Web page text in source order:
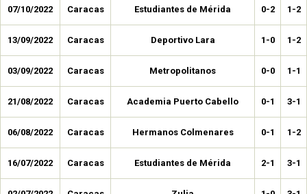
07/10/2022 Caracas Estudiantes de Mérida 0-2 1-2
13/09/2022 Caracas Deportivo Lara 1-0 1-2
03/09/2022 Caracas Metropolitanos 0-0 1-1
21/08/2022 Caracas Academia Puerto Cabello 0-1 3-1
06/08/2022 Caracas Hermanos Colmenares 0-1 1-2
16/07/2022 Caracas Estudiantes de Mérida 2-1 3-1